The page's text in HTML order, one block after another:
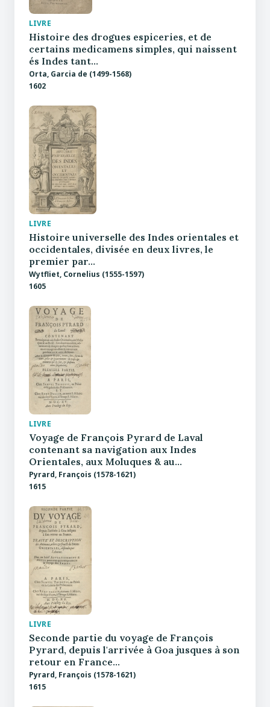
LIVRE
Histoire des drogues espiceries, et de
certains medicamens simples, qui naissent
és Indes tant…
Orta, Garcia de (1499-1568)
1602
LIVRE
Histoire universelle des Indes orientales et
occidentales, divisée en deux livres, le
premier par…
Wytfliet, Cornelius (1555-1597)
1605
LIVRE
Voyage de François Pyrard de Laval
contenant sa navigation aux Indes
Orientales, aux Moluques & au…
Pyrard, François (1578-1621)
1615
LIVRE
Seconde partie du voyage de François
Pyrard, depuis l'arrivée à Goa jusques à son
retour en France…
Pyrard, François (1578-1621)
1615